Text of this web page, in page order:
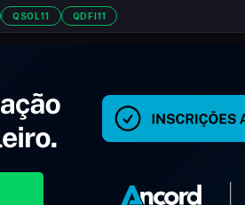
QSOL11 QDFI11